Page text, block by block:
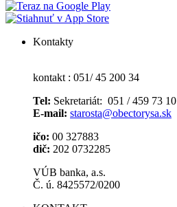
Kontakty
kontakt : 051/ 45 200 34
Tel: Sekretariát: 051 / 459 73 10
E-mail: starosta@obectorysa.sk
ičo: 00 327883
dič: 202 0732285
VÚB banka, a.s.
Č. ú. 8425572/0200